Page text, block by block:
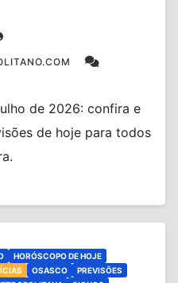
de 2026: confira e
de hoje para todos
HORÓSCOPO DE HOJE
OSASCO
PREVISÕES